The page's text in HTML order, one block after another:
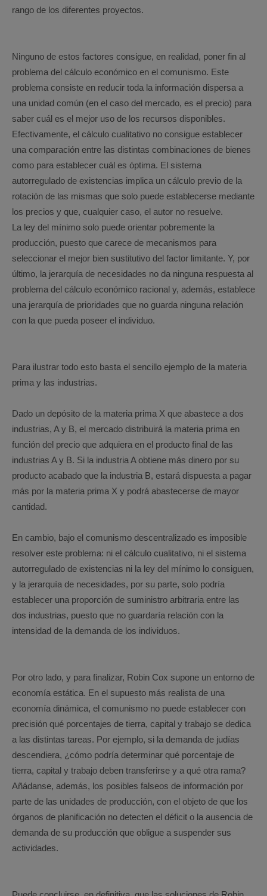
rango de los diferentes proyectos.
Ninguno de estos factores consigue, en realidad, poner fin al
problema del cálculo económico en el comunismo. Este
problema consiste en reducir toda la información dispersa a
una unidad común (en el caso del mercado, es el precio) para
saber cuál es el mejor uso de los recursos disponibles.
Efectivamente, el cálculo cualitativo no consigue establecer
una comparación entre las distintas combinaciones de bienes
como para establecer cuál es óptima. El sistema
autorregulado de existencias implica un cálculo previo de la
rotación de las mismas que solo puede establecerse mediante
los precios y que, cualquier caso, el autor no resuelve.
La ley del mínimo solo puede orientar pobremente la
producción, puesto que carece de mecanismos para
seleccionar el mejor bien sustitutivo del factor limitante. Y, por
último, la jerarquía de necesidades no da ninguna respuesta al
problema del cálculo económico racional y, además, establece
una jerarquía de prioridades que no guarda ninguna relación
con la que pueda poseer el individuo.
Para ilustrar todo esto basta el sencillo ejemplo de la materia
prima y las industrias.
Dado un depósito de la materia prima X que abastece a dos
industrias, A y B, el mercado distribuirá la materia prima en
función del precio que adquiera en el producto final de las
industrias A y B. Si la industria A obtiene más dinero por su
producto acabado que la industria B, estará dispuesta a pagar
más por la materia prima X y podrá abastecerse de mayor
cantidad.
En cambio, bajo el comunismo descentralizado es imposible
resolver este problema: ni el cálculo cualitativo, ni el sistema
autorregulado de existencias ni la ley del mínimo lo consiguen,
y la jerarquía de necesidades, por su parte, solo podría
establecer una proporción de suministro arbitraria entre las
dos industrias, puesto que no guardaría relación con la
intensidad de la demanda de los individuos.
Por otro lado, y para finalizar, Robin Cox supone un entorno de
economía estática. En el supuesto más realista de una
economía dinámica, el comunismo no puede establecer con
precisión qué porcentajes de tierra, capital y trabajo se dedica
a las distintas tareas. Por ejemplo, si la demanda de judías
descendiera, ¿cómo podría determinar qué porcentaje de
tierra, capital y trabajo deben transferirse y a qué otra rama?
Añádanse, además, los posibles falseos de información por
parte de las unidades de producción, con el objeto de que los
órganos de planificación no detecten el déficit o la ausencia de
demanda de su producción que obligue a suspender sus
actividades.